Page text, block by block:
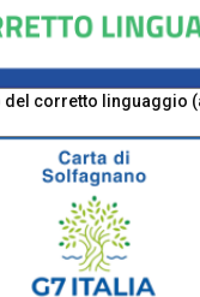
del corretto linguaggio